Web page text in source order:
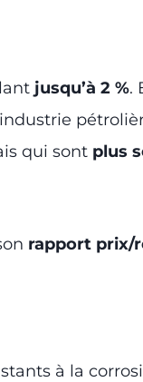
jusqu’à 2 %.
qui sont plus
rapport prix/
à la